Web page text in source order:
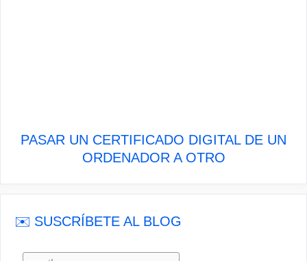
PASAR UN CERTIFICADO DIGITAL DE UN
ORDENADOR A OTRO
✉️ SUSCRÍBETE AL BLOG